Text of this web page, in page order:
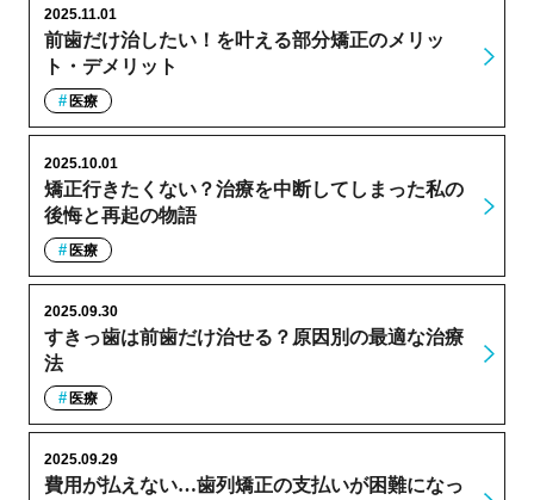
前歯だけ治したい！を叶える部分矯正のメリッ
ト・デメリット
2025.11.01
医療
矯正行きたくない？治療を中断してしまった私の
後悔と再起の物語
2025.10.01
医療
すきっ歯は前歯だけ治せる？原因別の最適な治療
法
2025.09.30
医療
費用が払えない…歯列矯正の支払いが困難になっ
2025.09.29